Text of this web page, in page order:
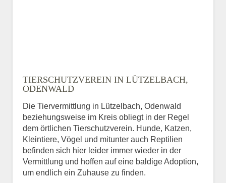
TIERSCHUTZVEREIN IN LÜTZELBACH,
ODENWALD
Die Tiervermittlung in Lützelbach, Odenwald
beziehungsweise im Kreis obliegt in der Regel
dem örtlichen Tierschutzverein. Hunde, Katzen,
Kleintiere, Vögel und mitunter auch Reptilien
befinden sich hier leider immer wieder in der
Vermittlung und hoffen auf eine baldige Adoption,
um endlich ein Zuhause zu finden.